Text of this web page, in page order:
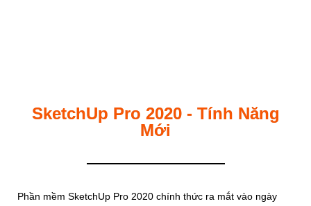
SketchUp Pro 2020 - Tính Năng
Mới
Phần mềm SketchUp Pro 2020 chính thức ra mắt vào ngày